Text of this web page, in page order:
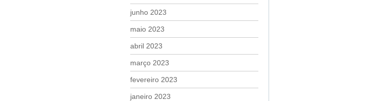
junho 2023
maio 2023
abril 2023
março 2023
fevereiro 2023
janeiro 2023